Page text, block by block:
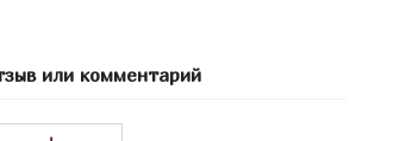
или комментарий